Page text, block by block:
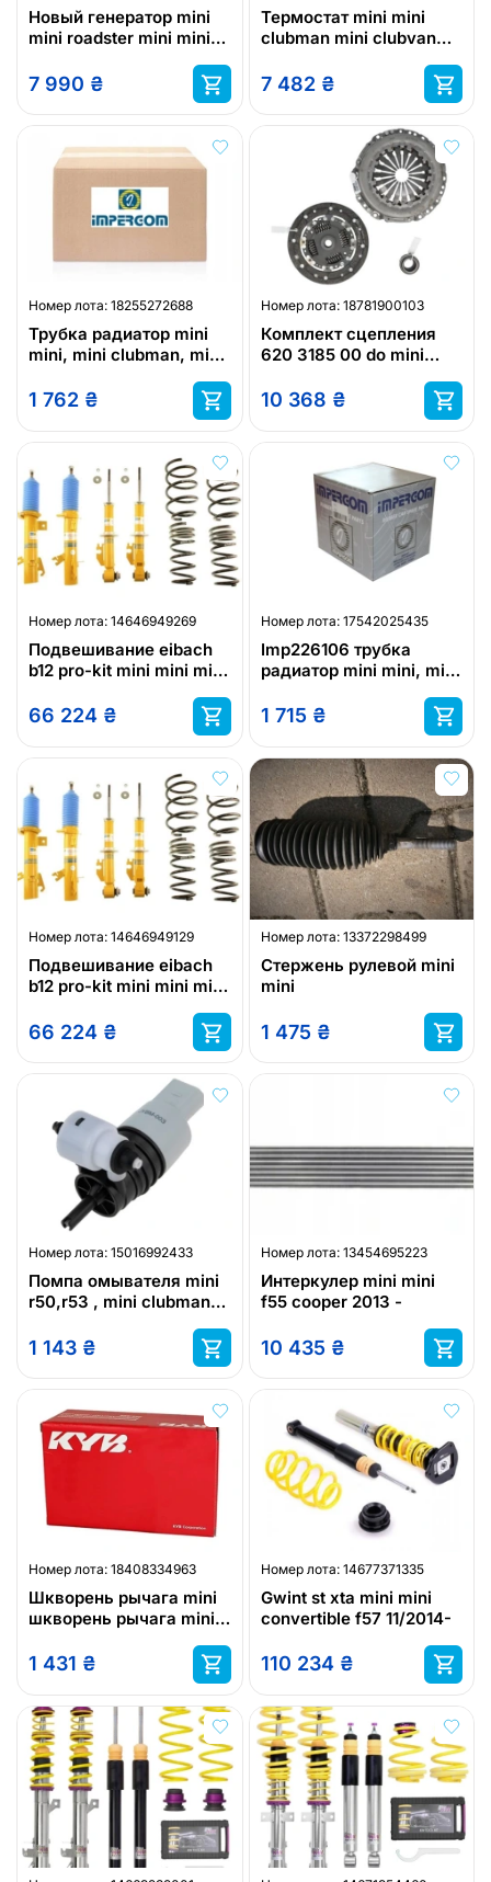
Новый генератор mini
mini roadster mini mini
cooper mini
7 990 ₴
Термостат mini mini
clubman mini clubvan
countryman
7 482 ₴
Номер лота: 18255272688
Трубка радиатор mini
mini, mini clubman, mini
paceman 2010-
1 762 ₴
Номер лота: 18781900103
Комплект сцепления
620 3185 00 do mini
clubvan, mini
10 368 ₴
Номер лота: 14646949269
Подвешивание eibach
b12 pro-kit mini mini mini
66 224 ₴
Номер лота: 17542025435
Imp226106 трубка
радиатор mini mini, mini
countryman, mini pac
1 715 ₴
Номер лота: 14646949129
Подвешивание eibach
b12 pro-kit mini mini mini
66 224 ₴
Номер лота: 13372298499
Стержень рулевой mini
mini
1 475 ₴
Номер лота: 15016992433
Помпа омывателя mini
r50,r53 , mini clubman
1 143 ₴
Номер лота: 13454695223
Интеркулер mini mini
f55 cooper 2013 -
10 435 ₴
Номер лота: 18408334963
Шкворень рычага mini
шкворень рычага mini
kbj4078
1 431 ₴
Номер лота: 14677371335
Gwint st xta mini mini
convertible f57 11/2014-
110 234 ₴